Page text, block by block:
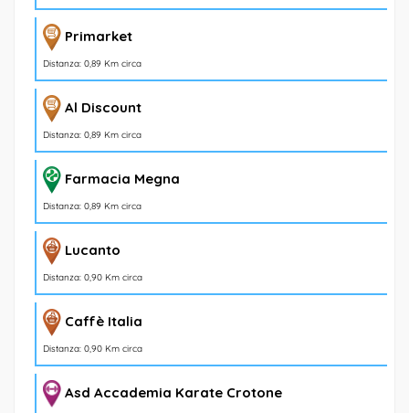
Primarket
Distanza: 0,89 Km circa
Al Discount
Distanza: 0,89 Km circa
Farmacia Megna
Distanza: 0,89 Km circa
Lucanto
Distanza: 0,90 Km circa
Caffè Italia
Distanza: 0,90 Km circa
Asd Accademia Karate Crotone